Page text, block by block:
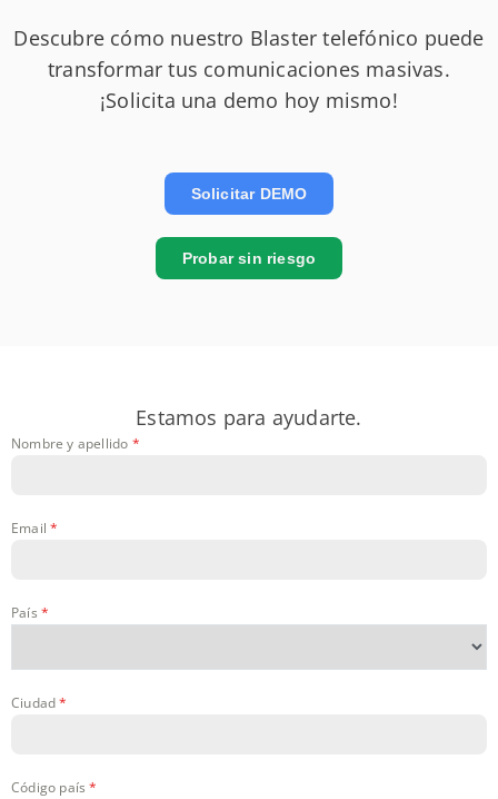
Descubre cómo nuestro Blaster telefónico puede
transformar tus comunicaciones masivas.
¡Solicita una demo hoy mismo!
Solicitar DEMO
Probar sin riesgo
Estamos para ayudarte.
Nombre y apellido *
Email*
País *
Ciudad*
Código país*